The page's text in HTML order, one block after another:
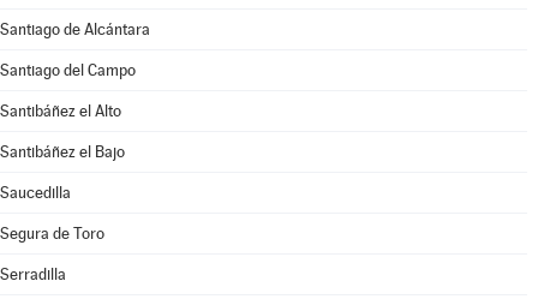
Santiago de Alcántara
Santiago del Campo
Santibáñez el Alto
Santibáñez el Bajo
Saucedilla
Segura de Toro
Serradilla